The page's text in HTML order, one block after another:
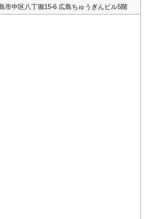
市中区八丁堀15-6 広島ちゅうぎんビル5階